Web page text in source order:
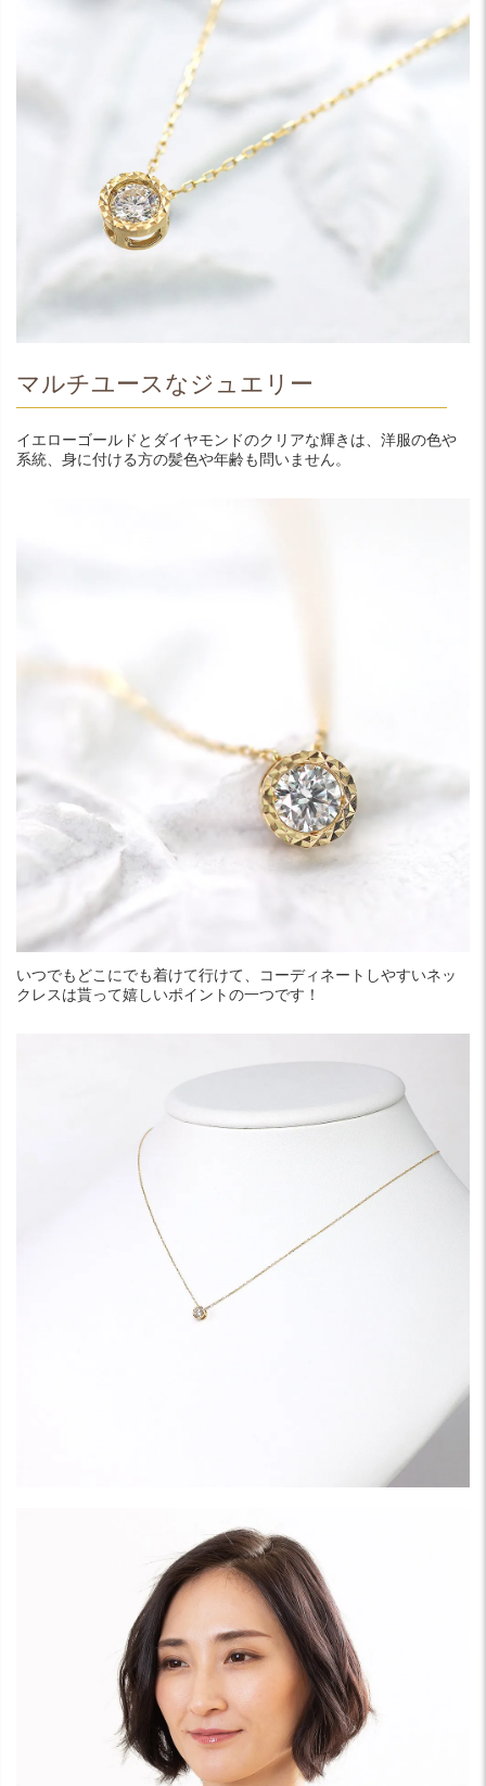
マルチユースなジュエリー
イエローゴールドとダイヤモンドのクリアな輝きは、洋服の色や
系統、身に付ける方の髪色や年齢も問いません。
いつでもどこにでも着けて行けて、コーディネートしやすいネッ
クレスは貰って嬉しいポイントの一つです！